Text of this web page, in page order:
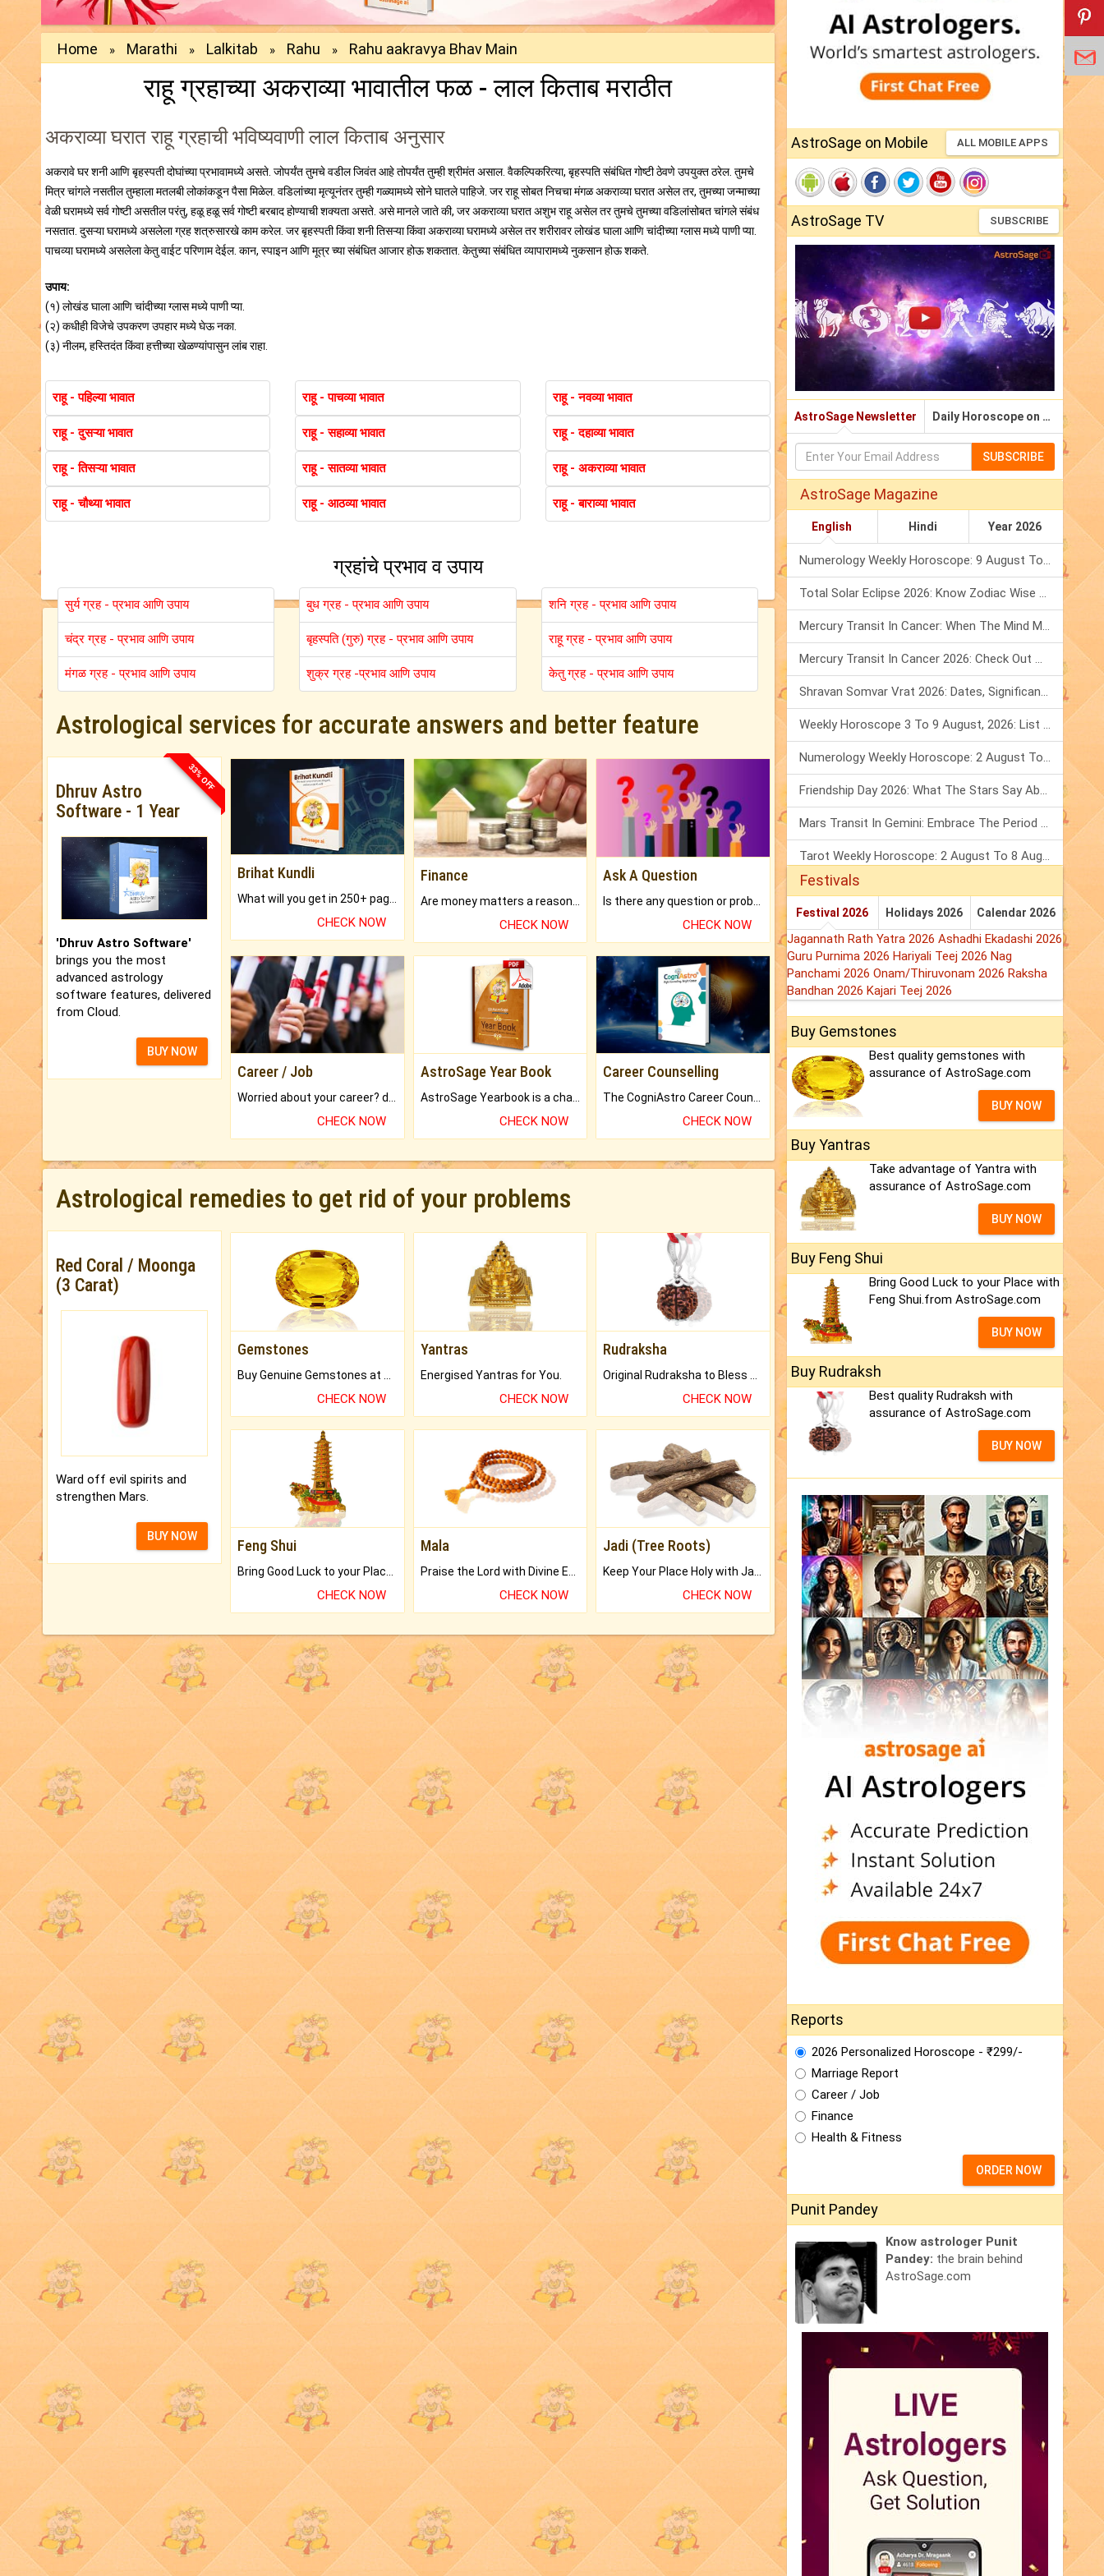
Home » Marathi » Lalkitab » Rahu » Rahu aakravya Bhav Main
राहू ग्रहाच्या अकराव्या भावातील फळ - लाल किताब मराठीत
अकराव्या घरात राहू ग्रहाची भविष्यवाणी लाल किताब अनुसार
अकरावे घर शनी आणि बृहस्पती दोघांच्या प्रभावामध्ये असते. जोपर्यंत तुमचे वडील जिवंत आहे तोपर्यंत तुम्ही श्रीमंत असाल. वैकल्पिकरित्या, बृहस्पति संबंधित गोष्टी ठेवणे उपयुक्त ठरेल. तुमचे
मित्र चांगले नसतील तुम्हाला मतलबी लोकांकडून पैसा मिळेल. वडिलांच्या मृत्यूनंतर तुम्ही गळ्यामध्ये सोने घातले पाहिजे. जर राहू सोबत निचचा मंगळ अकराव्या घरात असेल तर, तुमच्या जन्माच्या
वेळी घरामध्ये सर्व गोष्टी असतील परंतु, हळू हळू सर्व गोष्टी बरबाद होण्याची शक्यता असते. असे मानले जाते की, जर अकराव्या घरात अशुभ राहू असेल तर तुमचे तुमच्या वडिलांसोबत चांगले संबंध
नसतात. दुसऱ्या घरामध्ये असलेला ग्रह शत्रुसारखे काम करेल. जर बृहस्पती किंवा शनी तिसऱ्या किंवा अकराव्या घरामध्ये असेल तर शरीरावर लोखंड घाला आणि चांदीच्या ग्लास मध्ये पाणी प्या.
पाचव्या घरामध्ये असलेला केतु वाईट परिणाम देईल. कान, स्पाइन आणि मूत्र च्या संबंधित आजार होऊ शकतात. केतुच्या संबंधित व्यापारामध्ये नुकसान होऊ शकते.
उपाय:
(१) लोखंड घाला आणि चांदीच्या ग्लास मध्ये पाणी प्या.
(२) कधीही विजेचे उपकरण उपहार मध्ये घेऊ नका.
(३) नीलम, हस्तिदंत किंवा हत्तीच्या खेळण्यांपासुन लांब राहा.
राहू - पहिल्या भावात
राहू - दुसऱ्या भावात
राहू - तिसऱ्या भावात
राहू - चौथ्या भावात
राहू - पाचव्या भावात
राहू - सहाव्या भावात
राहू - सातव्या भावात
राहू - आठव्या भावात
राहू - नवव्या भावात
राहू - दहाव्या भावात
राहू - अकराव्या भावात
राहू - बाराव्या भावात
ग्रहांचे प्रभाव व उपाय
सुर्य ग्रह - प्रभाव आणि उपाय
चंद्र ग्रह - प्रभाव आणि उपाय
मंगळ ग्रह - प्रभाव आणि उपाय
बुध ग्रह - प्रभाव आणि उपाय
बृहस्पति (गुरु) ग्रह - प्रभाव आणि उपाय
शुक्र ग्रह -प्रभाव आणि उपाय
शनि ग्रह - प्रभाव आणि उपाय
राहू ग्रह - प्रभाव आणि उपाय
केतु ग्रह - प्रभाव आणि उपाय
Astrological services for accurate answers and better feature
33% OFF
Dhruv Astro
Software - 1 Year
'Dhruv Astro Software'
brings you the most
advanced astrology
software features, delivered
from Cloud.
BUY NOW
Brihat Kundli
CHECK NOW
Finance
CHECK NOW
Ask A Question
CHECK NOW
Career / Job
CHECK NOW
AstroSage Year Book
CHECK NOW
Career Counselling
CHECK NOW
Astrological remedies to get rid of your problems
Red Coral / Moonga
(3 Carat)
Ward off evil spirits and
strengthen Mars.
BUY NOW
Gemstones
CHECK NOW
Yantras
Energised Yantras for You.
CHECK NOW
Rudraksha
CHECK NOW
Feng Shui
Bring Good Luck to your Place with Feng Shui.
CHECK NOW
Mala
Praise the Lord with Divine Energies of Mala.
CHECK NOW
Jadi (Tree Roots)
Keep Your Place Holy with Jadi.
CHECK NOW
AstroSage on Mobile ALL MOBILE APPS
AstroSage TV SUBSCRIBE
AstroSage Newsletter Daily Horoscope on Email
SUBSCRIBE
AstroSage Magazine
English Hindi Year 2026
Numerology Weekly Horoscope: 9 August To 15 August, 2026
Total Solar Eclipse 2026: Know Zodiac Wise Prediction
Mercury Transit In Cancer: When The Mind Meets The Heart!
Mercury Transit In Cancer 2026: Check Out What It Brings For You
Shravan Somvar Vrat 2026: Dates, Significance & Rituals In August
Weekly Horoscope 3 To 9 August, 2026: List Of Fasts & Festivals
Numerology Weekly Horoscope: 2 August To 8 August, 2026
Friendship Day 2026: What The Stars Say About Your Best Friend!
Mars Transit In Gemini: Embrace The Period Full Of Energy & Intelligence
Tarot Weekly Horoscope: 2 August To 8 August, 2026
Festivals
Festival 2026 Holidays 2026 Calendar 2026
Jagannath Rath Yatra 2026 Ashadhi Ekadashi 2026
Guru Purnima 2026 Hariyali Teej 2026 Nag
Panchami 2026 Onam/Thiruvonam 2026 Raksha
Bandhan 2026 Kajari Teej 2026
Buy Gemstones
Best quality gemstones with
assurance of AstroSage.com
BUY NOW
Buy Yantras
Take advantage of Yantra with
assurance of AstroSage.com
BUY NOW
Buy Feng Shui
Bring Good Luck to your Place with
Feng Shui.from AstroSage.com
BUY NOW
Buy Rudraksh
Best quality Rudraksh with
assurance of AstroSage.com
BUY NOW
Reports
2026 Personalized Horoscope - ₹299/-
Marriage Report
Career / Job
Finance
Health & Fitness
ORDER NOW
Punit Pandey
Know astrologer Punit
Pandey: the brain behind
AstroSage.com